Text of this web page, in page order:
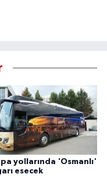
yollarında 'Osmanlı'
esecek